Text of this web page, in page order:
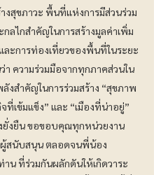
งสุขภาวะ พื้นที่แห่งการมีส่วนร่วม
ลไกสำคัญในการสร้างมูลค่าเพิ่ม
ละการท่องเที่ยวของพื้นที่ในระยะ
า ความร่วมมือจากทุกภาคส่วนใน
งสำคัญในการร่วมสร้าง “สุขภาพ
ที่เข้มแข็ง” และ “เมืองที่น่าอยู่”
ยั่งยืน ขอขอบคุณทุกหน่วยงาน
ผู้สนับสนุน ตลอดจนพี่น้อง
น ที่ร่วมกันผลักดันให้เกิดวาระ